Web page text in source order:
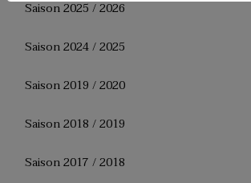
Saison 2025 / 2026
Saison 2024 / 2025
Saison 2019 / 2020
Saison 2018 / 2019
Saison 2017 / 2018